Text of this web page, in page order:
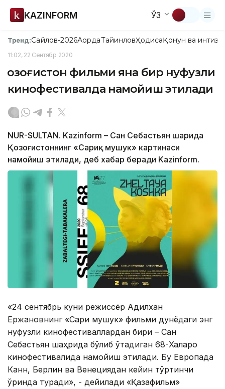
KAZINFORM ЎЗ
Тренд:Сайлов-2026АқордаТайинловҲодисаҚонун ва
11:02, 22 Сентябр 2020
Қозоғистон фильми яна бир нуфузли
кинофестивалда намойиш этилади
NUR-SULTAN. Kazinform – Сан Себастьян шаҳрида
Қозоғистоннинг «Сариқ мушук» картинаси
намойиш этилади, деб хабар беради Kazinform.
«24 сентябрь куни режиссёр Адилхан
Ержановнинг «Сариқ мушук» фильми дунёдаги энг
нуфузли кинофестиваллардан бири – Сан
Себастьян шаҳрида бўлиб ўтадиган 68-Халқаро
кинофестивалида намойиш этилади. Бу Европада
Канн, Берлин ва Венециядан кейин тўртинчи
ўринда туради», - дейилади «Қазақфильм»